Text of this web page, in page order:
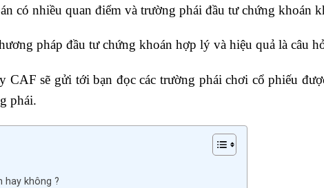
có nhiều quan điểm và trường phái đầu tư chứng khoán
pháp đầu tư chứng khoán hợp lý và hiệu quả là câu
CAF sẽ gửi tới bạn đọc các trường phái chơi cổ phiếu
phái.
hay không ?